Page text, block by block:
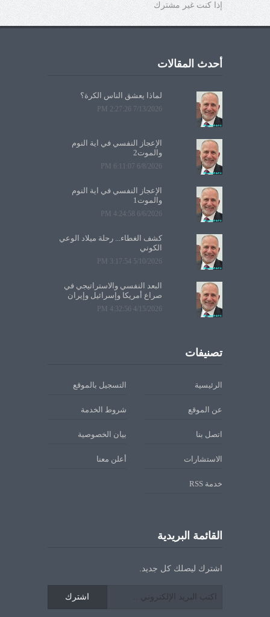
إذا كنت غير مشترك
أحدث المقالات
لماذا يعشق الناس الكرة؟
7/13/2026 2:27:26 PM
الإعجاز النفسي في آية النوم
والموت2
6/8/2026 6:11:07 PM
الإعجاز النفسي في آية النوم
والموت1
6/6/2026 4:24:58 PM
كشف الغطاء... رحلة ميلاد الوعي
الكوني
5/10/2026 3:17:54 PM
البعد النفسي والاستراتيجي في
صراع أمريكا وإسرائيل وإيران
4/15/2026 4:32:56 PM
تصنيفات
الرئيسية التسجيل بالموقع
عن الموقع شروط الخدمة
اتصل بنا بيان الخصوصية
الاستشارات أعلن معنا
خدمة RSS
القائمة البريدية
اشترك ليصلك كل جديد.
اشترك